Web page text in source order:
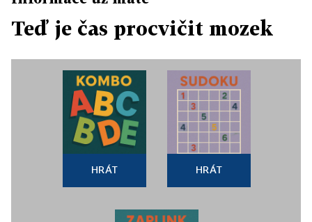
Teď je čas procvičit mozek
HRÁT HRÁT